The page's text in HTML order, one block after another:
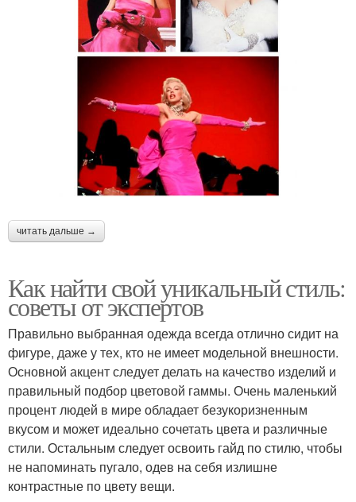
читать дальше →
Как найти свой уникальный стиль:
советы от экспертов
Правильно выбранная одежда всегда отлично сидит на
фигуре, даже у тех, кто не имеет модельной внешности.
Основной акцент следует делать на качество изделий и
правильный подбор цветовой гаммы. Очень маленький
процент людей в мире обладает безукоризненным
вкусом и может идеально сочетать цвета и различные
стили. Остальным следует освоить гайд по стилю, чтобы
не напоминать пугало, одев на себя излишне
контрастные по цвету вещи.